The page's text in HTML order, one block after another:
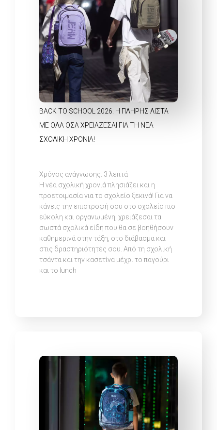
BACK TO SCHOOL 2026: Η ΠΛΉΡΗΣ ΛΊΣΤΑ
ΜΕ ΌΛΑ ΌΣΑ ΧΡΕΙΆΖΕΣΑΙ ΓΙΑ ΤΗ ΝΈΑ
ΣΧΟΛΙΚΉ ΧΡΟΝΙΆ!
Χρόνος ανάγνωσης: 3 λεπτά
Η νέα σχολική χρονιά πλησιάζει και η
προετοιμασία για το σχολείο ξεκινά! Για να
κάνεις την επιστροφή σου στο σχολείο πιο
εύκολη και οργανωμένη, χρειάζεσαι τα
σωστά σχολικά είδη που θα σε βοηθήσουν
καθημερινά στην τάξη, στο διάβασμα και
στις δραστηριότητές σου. Από τη σχολική
τσάντα και την κασετίνα μέχρι το παγούρι
και το lunch